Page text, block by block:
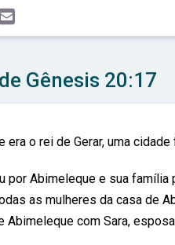
Gênesis 20:17
era o rei de Gerar, uma
por Abimeleque e sua família
as mulheres da casa de
Abimeleque com Sara,